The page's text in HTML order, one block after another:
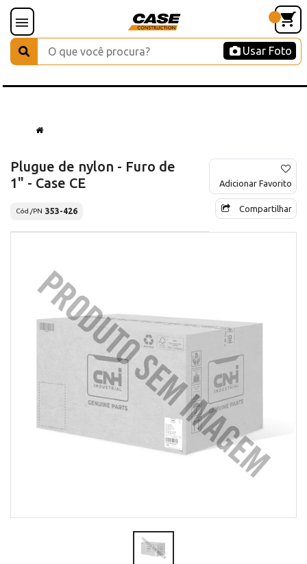
Usar Foto
Plugue de nylon - Furo de
1" - Case CE
Cód./PN 353-426
Adicionar Favorito
Compartilhar